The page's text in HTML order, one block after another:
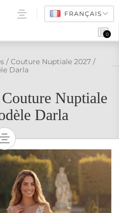
FRANÇAIS
0
VENTE
FAQ
PRO
/ Couture Nuptiale 2027/
Darla
Nuptiale
Darla
MARIÉES